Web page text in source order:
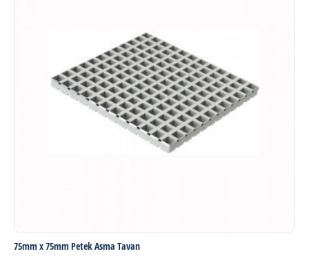
75mm x 75mm Petek Asma Tavan